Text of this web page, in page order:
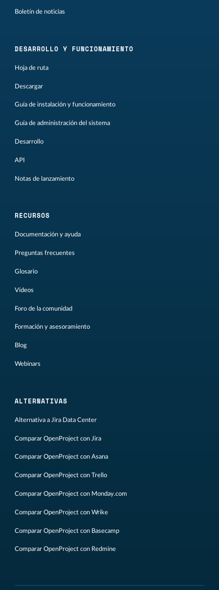
Boletín de noticias
DESARROLLO Y FUNCIONAMIENTO
Hoja de ruta
Descargar
Guía de instalación y funcionamiento
Guía de administración del sistema
Desarrollo
API
Notas de lanzamiento
RECURSOS
Documentación y ayuda
Preguntas frecuentes
Glosario
Vídeos
Foro de la comunidad
Formación y asesoramiento
Blog
Webinars
ALTERNATIVAS
Alternativa a Jira Data Center
Comparar OpenProject con Jira
Comparar OpenProject con Asana
Comparar OpenProject con Trello
Comparar OpenProject con Monday.com
Comparar OpenProject con Wrike
Comparar OpenProject con Basecamp
Comparar OpenProject con Redmine